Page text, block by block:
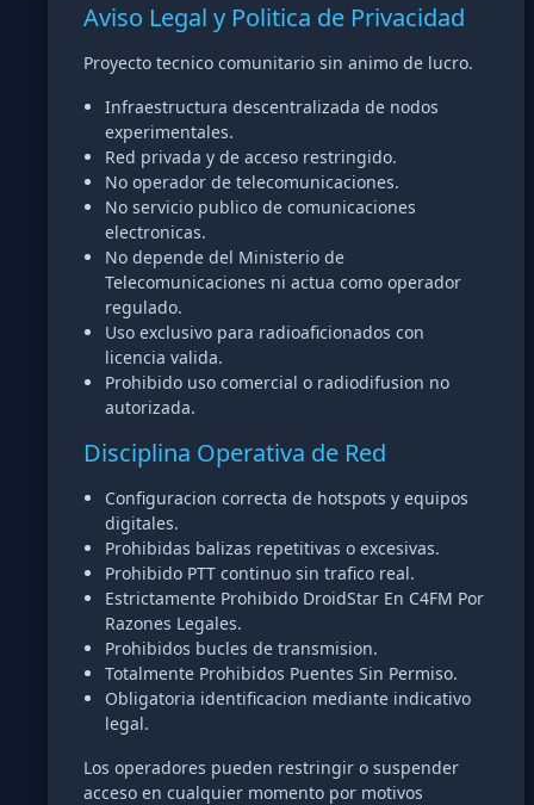
Aviso Legal y Politica de Privacidad
Proyecto tecnico comunitario sin animo de lucro.
Infraestructura descentralizada de nodos
experimentales.
Red privada y de acceso restringido.
No operador de telecomunicaciones.
No servicio publico de comunicaciones
electronicas.
No depende del Ministerio de
Telecomunicaciones ni actua como operador
regulado.
Uso exclusivo para radioaficionados con
licencia valida.
Prohibido uso comercial o radiodifusion no
autorizada.
Disciplina Operativa de Red
Configuracion correcta de hotspots y equipos
digitales.
Prohibidas balizas repetitivas o excesivas.
Prohibido PTT continuo sin trafico real.
Estrictamente Prohibido DroidStar En C4FM Por
Razones Legales.
Prohibidos bucles de transmision.
Totalmente Prohibidos Puentes Sin Permiso.
Obligatoria identificacion mediante indicativo
legal.
Los operadores pueden restringir o suspender
acceso en cualquier momento por motivos